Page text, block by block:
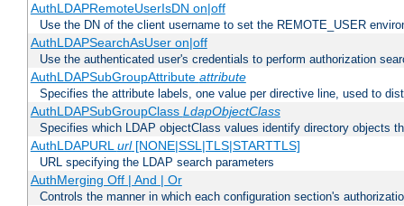
AuthLDAPRemoteUserIsDN on|off
Use the DN of the client username to set the REMOTE_USER
AuthLDAPSearchAsUser on|off
Use the authenticated user's credentials to perform authorization
AuthLDAPSubGroupAttribute attribute
Specifies the attribute labels, one value per directive line, used to
AuthLDAPSubGroupClass LdapObjectClass
Specifies which LDAP objectClass values identify directory objects
AuthLDAPURLurl[NONE|SSL|TLS|STARTTLS]
URL specifying the LDAP search parameters
AuthMerging Off | And | Or
Controls the manner in which each configuration section's